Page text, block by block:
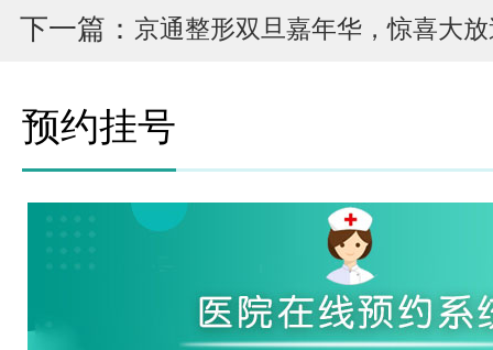
下一篇： 京通整形双旦嘉年华，惊喜大
预约挂号